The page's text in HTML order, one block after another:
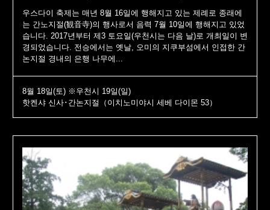
우스다이 축제는 매년 8월 16일에 행해지고 있는 제례로 종래에
는 간노지절(観音寺)의 행사로서 음력 7월 10일에 행해지고 있었
습니다. 2017년부터 제3 토요일(우천시는 다음 날)로 개최일이 변
경되었습니다. 전승에서는 옛날, 오미의 지쿠부섬에서 인접한 간
논지절 경내의 은행 나무에...
8월 18일(토) ※우천시 19일(일)
핫켄샤 신사･간논지절（이치노미야시 세베 다이몬 53）